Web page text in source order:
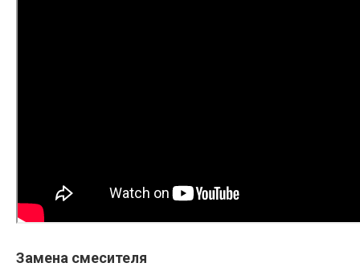
Замена смесителя